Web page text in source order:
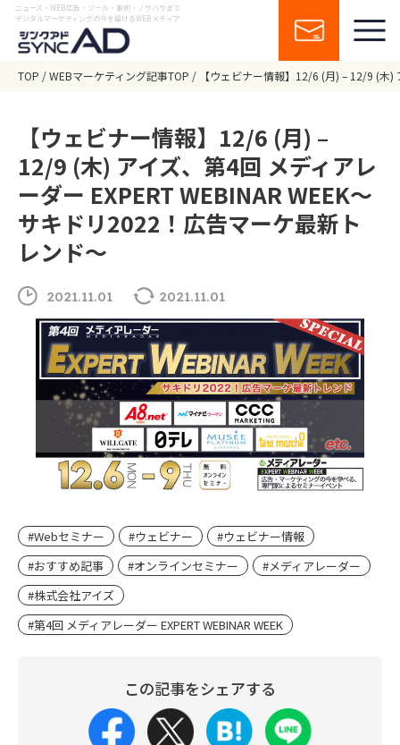
ニュース・WEB広告・ツール・事例・ノウハウまで
デジタルマーケティングの今を届けるWEBメディア
TOP WEBマーケティング記事TOP 【ウェビナー情報】12/6 (月) – 12/9 (木
【ウェビナー情報】12/6 (月) –
12/9 (木) アイズ、第4回 メディアレ
ーダー EXPERT WEBINAR WEEK～
サキドリ2022！広告マーケ最新ト
レンド～
2021.11.01 2021.11.01
#Webセミナー #ウェビナー
#ウェビナー情報
#おすすめ記事
#オンラインセミナー
#メディアレーダー
#株式会社アイズ
#第4回 メディアレーダー EXPERT WEBINAR WEEK
この記事をシェアする